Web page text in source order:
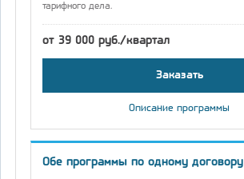
тарифного дела.
от 39 000 руб./квартал
Заказать
Описание программы
Обе программы по одному договору